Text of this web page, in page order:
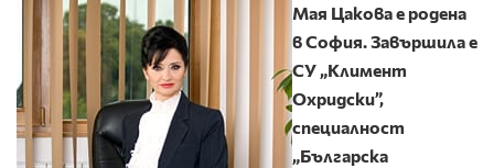
Мая Цакова е родена
в София. Завършила е
СУ „Климент
Охридски”,
специалност
„Българска